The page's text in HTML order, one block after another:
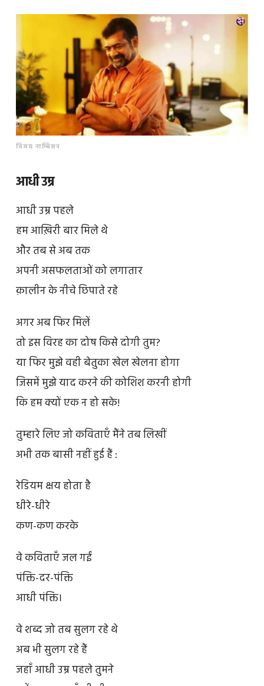
विजय नाम्बिसन
आधी उम्र
आधी उम्र पहले
हम आख़िरी बार मिले थे
और तब से अब तक
अपनी असफलताओं को लगातार
क़ालीन के नीचे छिपाते रहे
अगर अब फिर मिलें
तो इस विरह का दोष किसे दोगी तुम?
या फिर मुझे वही बेतुका खेल खेलना होगा
जिसमें मुझे याद करने की कोशिश करनी होगी
कि हम क्यों एक न हो सके!
तुम्हारे लिए जो कविताएँ मैंने तब लिखीं
अभी तक बासी नहीं हुई हैं :
रेडियम क्षय होता है
धीरे-धीरे
कण-कण करके
वे कविताएँ जल गईं
पंक्ति-दर-पंक्ति
आधी पंक्ति।
वे शब्द जो तब सुलग रहे थे
अब भी सुलग रहे हैं
जहाँ आधी उम्र पहले तुमने